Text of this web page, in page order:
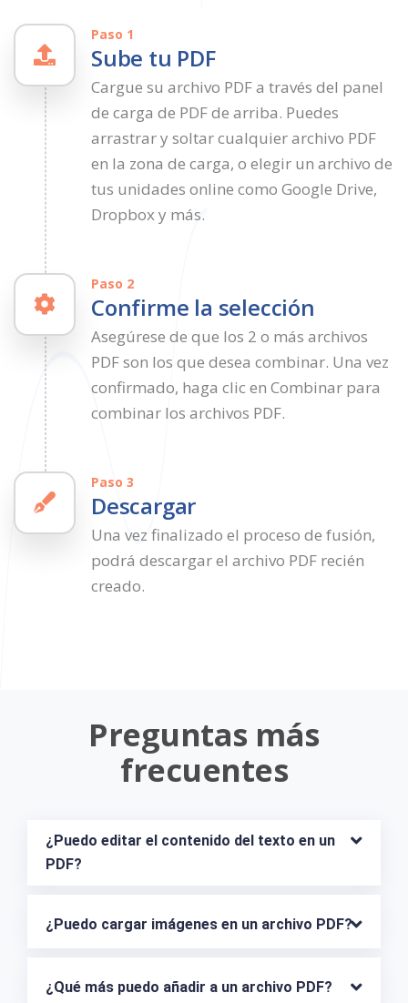
Paso 1
Sube tu PDF
Cargue su archivo PDF a través del panel
de carga de PDF de arriba. Puedes
arrastrar y soltar cualquier archivo PDF
en la zona de carga, o elegir un archivo de
tus unidades online como Google Drive,
Dropbox y más.
Paso 2
Confirme la selección
Asegúrese de que los 2 o más archivos
PDF son los que desea combinar. Una vez
confirmado, haga clic en Combinar para
combinar los archivos PDF.
Paso 3
Descargar
Una vez finalizado el proceso de fusión,
podrá descargar el archivo PDF recién
creado.
Preguntas más
frecuentes
¿Puedo editar el contenido del texto en un
PDF?
¿Puedo cargar imágenes en un archivo PDF?
¿Qué más puedo añadir a un archivo PDF?